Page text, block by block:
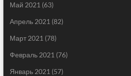
Май 2021 (63)
Апрель 2021 (82)
Март 2021 (78)
Февраль 2021 (76)
Январь 2021 (57)